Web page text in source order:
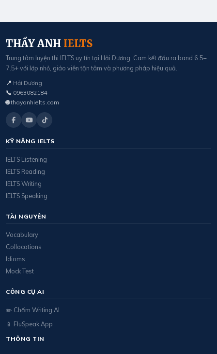
THẦY ANH IELTS
Trung tâm luyện thi IELTS uy tín tại Hải Dương. Cam kết đầu ra band 6.5–
7.5+ với lớp nhỏ, giáo viên tận tâm và phương pháp hiệu quả.
📍 Hải Dương
📞 0963082184
🌐 thayanhielts.com
KỸ NĂNG IELTS
IELTS Listening
IELTS Reading
IELTS Writing
IELTS Speaking
TÀI NGUYÊN
Vocabulary
Collocations
Idioms
Mock Test
CÔNG CỤ AI
✏️ Chấm Writing AI
📱 FluSpeak App
THÔNG TIN